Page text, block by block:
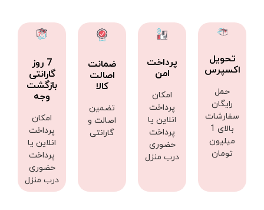
تحویل
اکسپرس
حمل
رایگان
سفارشات
بالای 1
میلیون
تومان
پرداخت
امن
امکان
پرداخت
انلاین یا
پرداخت
حضوری
درب منزل
ضمانت
اصالت
کالا
تضمین
اصالت و
گارانتی
7 روز
گارانتی
بازگشت
وجه
امکان
پرداخت
انلاین یا
پرداخت
حضوری
درب منزل